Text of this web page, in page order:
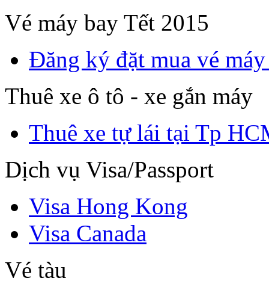
Vé máy bay Tết 2015
Đăng ký đặt mua vé
Thuê xe ô tô - xe gắn máy
Thuê xe tự lái tại Tp
Dịch vụ Visa/Passport
Visa Hong Kong
Visa Canada
Vé tàu